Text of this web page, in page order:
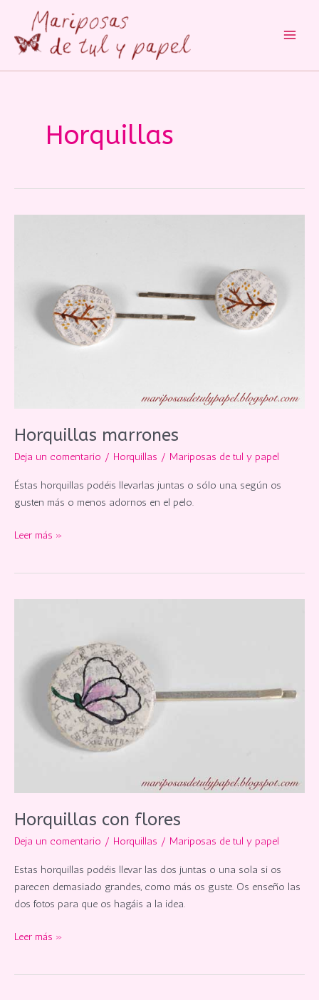
Menu
Horquillas
Horquillas marrones
Deja un comentario / Horquillas / Mariposas de tul y papel
Éstas horquillas podéis llevarlas juntas o sólo una, según os
gusten más o menos adornos en el pelo.
Horquillas
Leer más »
Horquillas con flores
Deja un comentario / Horquillas / Mariposas de tul y papel
Estas horquillas podéis llevar las dos juntas o una sola si os
parecen demasiado grandes, como más os guste. Os enseño las
dos fotos para que os hagáis a la idea.
Horquillas
Leer más »